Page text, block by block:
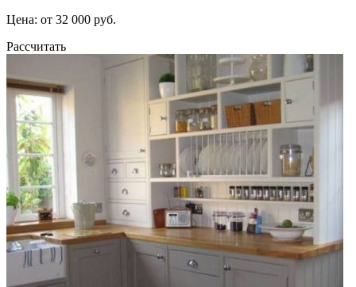
Цена: от 32 000 руб.
Рассчитать